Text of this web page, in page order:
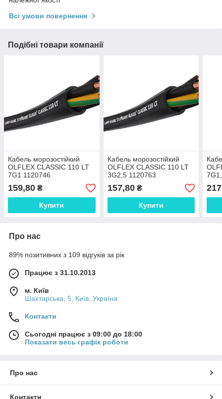
Всі умови повернення
Подібні товари компанії
Кабель морозостійкий
OLFLEX CLASSIC 110 LT
7G1 1120746
159,80 ₴
Купити
Кабель морозостійкий
OLFLEX CLASSIC 110 LT
3G2,5 1120763
157,80₴
Купити
Про нас
89% позитивних з 109 відгуків за рік
Працює з 31.10.2013
м. Київ
Шахтарська, 5, Київ, Україна
Контакти
Сьогодні працює з 09:00 до 18:00
Показати весь графік роботи
Про нас
Контакти